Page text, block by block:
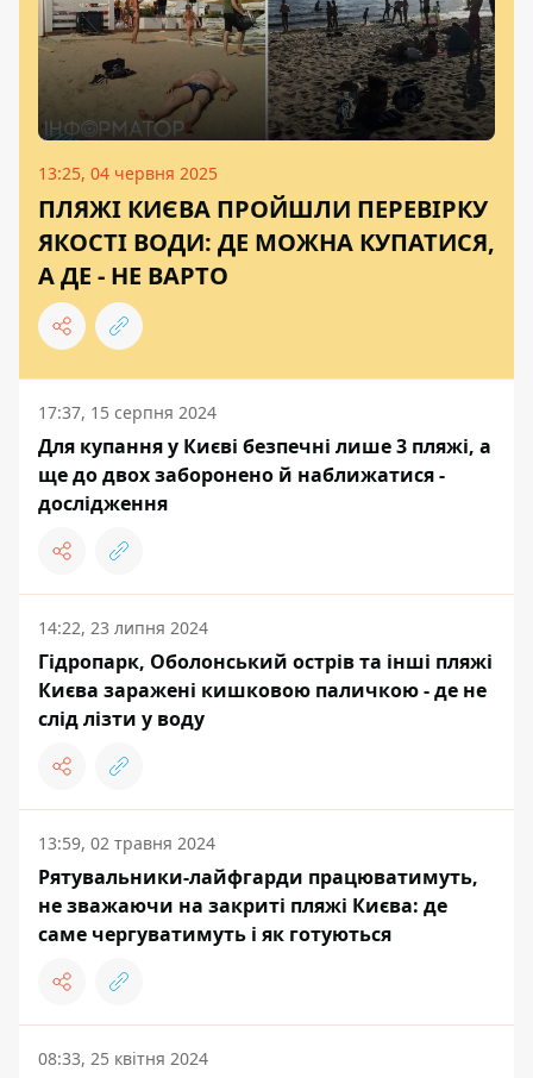
13:25, 04 червня 2025
ПЛЯЖІ КИЄВА ПРОЙШЛИ ПЕРЕВІРКУ
ЯКОСТІ ВОДИ: ДЕ МОЖНА КУПАТИСЯ,
А ДЕ - НЕ ВАРТО
17:37, 15 серпня 2024
Для купання у Києві безпечні лише 3 пляжі, а
ще до двох заборонено й наближатися -
дослідження
14:22, 23 липня 2024
Гідропарк, Оболонський острів та інші пляжі
Києва заражені кишковою паличкою - де не
слід лізти у воду
13:59, 02 травня 2024
Рятувальники-лайфгарди працюватимуть,
не зважаючи на закриті пляжі Києва: де
саме чергуватимуть і як готуються
08:33, 25 квітня 2024